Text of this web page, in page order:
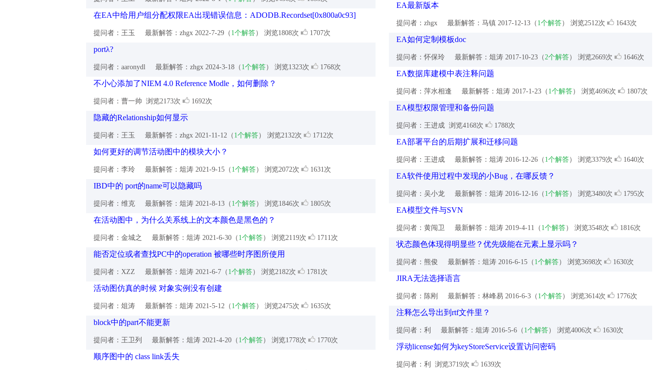
在EA中给用户组分配权限EA出现错误信息：ADODB.Recordset[0x800a0c93]
提问者：王玉 最新解答：zhgx 2022-7-29（ 1个解答） 浏览1808次 1707次
portλ?
提问者：aaronydl 最新解答：zhgx 2024-3-18（ 1个解答） 浏览1323次 1768次
不小心添加了NIEM 4.0 Reference Modle，如何删除？
提问者：曹一帅 浏览2173次 1692次
隐藏的Relationship如何显示
提问者：王玉 最新解答：zhgx 2021-11-12（ 1个解答） 浏览2132次 1712次
如何更好的调节活动图中的模块大小？
提问者：李玲 最新解答：俎涛 2021-9-15（ 1个解答） 浏览2072次 1631次
IBD中的 port的name可以隐藏吗
提问者：维克 最新解答：俎涛 2021-8-13（ 1个解答） 浏览1846次 1805次
在活动图中，为什么关系线上的文本颜色是黑色的？
提问者：金城之 最新解答：俎涛 2021-6-30（ 1个解答） 浏览2119次 1711次
能否定位或者查找PC中的operation 被哪些时序图所使用
提问者：XZZ 最新解答：俎涛 2021-6-7（ 1个解答） 浏览2182次 1781次
活动图仿真的时候 对象实例没有创建
提问者：俎涛 最新解答：俎涛 2021-5-12（ 1个解答） 浏览2475次 1635次
block中的part不能更新
提问者：王卫列 最新解答：俎涛 2021-4-20（ 1个解答） 浏览1778次 1770次
顺序图中的 class link丢失
EA最新版本
提问者：zhgx 最新解答：马镇 2017-12-13（ 1个解答） 浏览2512次 1643次
EA如何定制模板doc
提问者：怀保玲 最新解答：俎涛 2017-10-23（2个解答） 浏览2669次 1646次
EA数据库建模中表注释问题
提问者：萍水相逢 最新解答：俎涛 2017-1-23（ 1个解答） 浏览4696次 1807次
EA模型权限管理和备份问题
提问者：王进成 浏览4168次 1788次
EA部署平台的后期扩展和迁移问题
提问者：王进成 最新解答：俎涛 2016-12-26（ 1个解答） 浏览3379次 1640次
EA软件使用过程中发现的小Bug，在哪反馈？
提问者：吴小龙 最新解答：俎涛 2016-12-16（ 1个解答） 浏览3480次 1795次
EA模型文件与SVN
提问者：黄闯卫 最新解答：俎涛 2019-4-11（ 1个解答） 浏览3548次 1816次
状态颜色体现得明显些？优先级能在元素上显示吗？
提问者：熊俊 最新解答：俎涛 2016-6-15（ 1个解答） 浏览3698次 1630次
JIRA无法选择语言
提问者：陈刚 最新解答：林峰易 2016-6-3（ 1个解答） 浏览3614次 1776次
注释怎么导出到rtf文件里？
提问者：利 最新解答：俎涛 2016-5-6（ 1个解答） 浏览4006次 1630次
浮动license如何为keyStoreService设置访问密码
提问者：利 浏览3719次 1639次